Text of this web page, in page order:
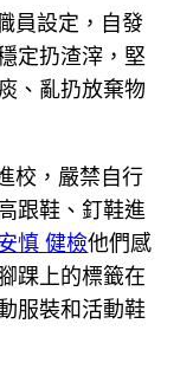
員設定，自發
定扔渣滓，堅
、亂扔放棄物
校，嚴禁自行
跟鞋、釘鞋進
慎 健檢他們感
踝上的標籤在
服裝和活動鞋